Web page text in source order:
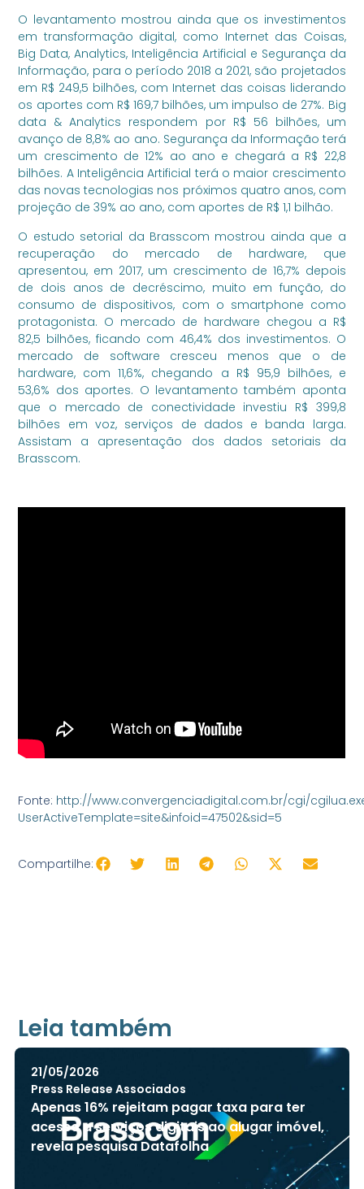
O levantamento mostrou ainda que os investimentos
em transformação digital, como Internet das Coisas,
Big Data, Analytics, Inteligência Artificial e Segurança da
Informação, para o período 2018 a 2021, são projetados
em R$ 249,5 bilhões, com Internet das coisas liderando
os aportes com R$ 169,7 bilhões, um impulso de 27%. Big
data & Analytics respondem por R$ 56 bilhões, um
avanço de 8,8% ao ano. Segurança da Informação terá
um crescimento de 12% ao ano e chegará a R$ 22,8
bilhões. A Inteligência Artificial terá o maior crescimento
das novas tecnologias nos próximos quatro anos, com
projeção de 39% ao ano, com aportes de R$ 1,1 bilhão.
O estudo setorial da Brasscom mostrou ainda que a
recuperação do mercado de hardware, que
apresentou, em 2017, um crescimento de 16,7% depois
de dois anos de decréscimo, muito em função, do
consumo de dispositivos, com o smartphone como
protagonista. O mercado de hardware chegou a R$
82,5 bilhões, ficando com 46,4% dos investimentos. O
mercado de software cresceu menos que o de
hardware, com 11,6%, chegando a R$ 95,9 bilhões, e
53,6% dos aportes. O levantamento também aponta
que o mercado de conectividade investiu R$ 399,8
bilhões em voz, serviços de dados e banda larga.
Assistam a apresentação dos dados setoriais da
Brasscom.
Fonte: http://www.convergenciadigital.com.br/cgi/
UserActiveTemplate=site&infoid=47502&sid=5
Compartilhe:
Leia também
21/05/2026
Press Release Associados
Apenas 16% rejeitam pagar taxa para ter
acesso a serviços digitais ao alugar imóvel,
revela pesquisa Datafolha